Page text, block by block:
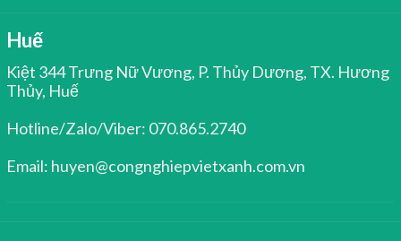
Huế
Kiệt 344 Trưng Nữ Vương, P. Thủy Dương, TX. Hương
Thủy, Huế
Hotline/Zalo/Viber: 070.865.2740
Email: huyen@congnghiepvietxanh.com.vn